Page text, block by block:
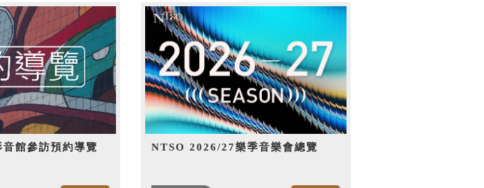
館參訪預約導覽 NTSO 2026/27樂季音樂會總覽